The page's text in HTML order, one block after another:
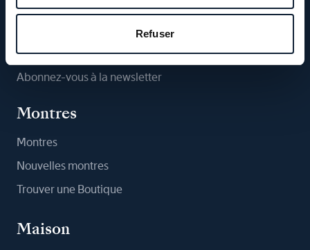
Refuser
Suivez-nous
Abonnez-vous à la newsletter
Montres
Montres
Nouvelles montres
Trouver une Boutique
Maison